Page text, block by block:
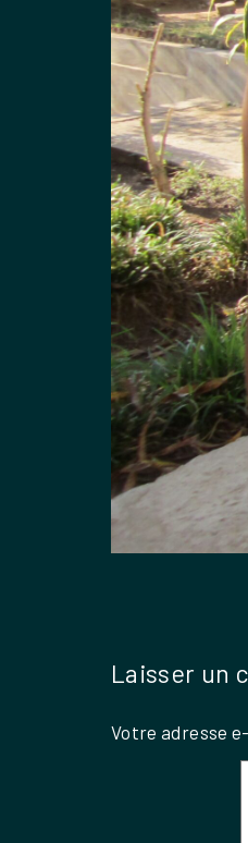
Laisser un
Votre adresse